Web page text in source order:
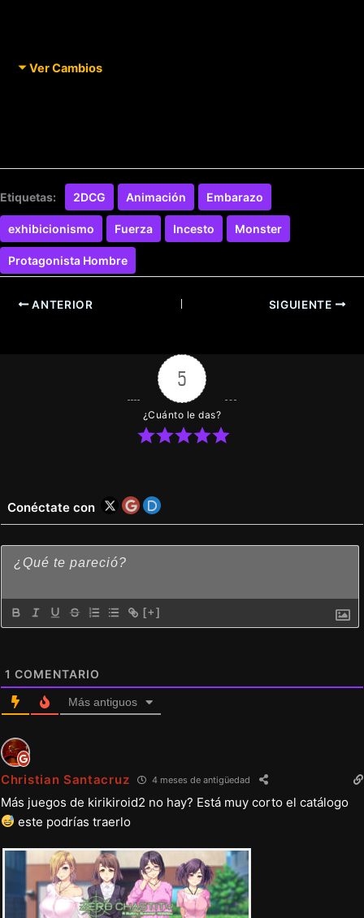
Ver Cambios
Etiquetas: 2DCG Animación Embarazo
exhibicionismo Fuerza Incesto Monster
Protagonista Hombre
ANTERIOR SIGUIENTE
5
¿Cuánto le das?
Conéctate con
[+]
1 COMENTARIO
Más antiguos
Christian Santacruz 4 meses de antigüedad
Más juegos de kirikiroid2 no hay? Está muy corto el catálogo
este podrías traerlo